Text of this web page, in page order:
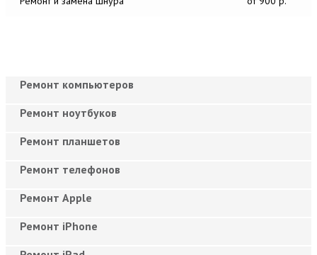
Ремонт компьютеров
Ремонт ноутбуков
Ремонт планшетов
Ремонт телефонов
Ремонт Apple
Ремонт iPhone